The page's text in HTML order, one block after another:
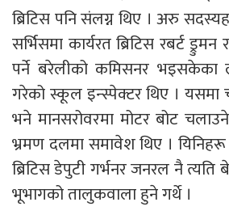
ब्रिटिस पनि संलग्न थिए । अरु
सर्भिसमा कार्यरत ब्रिटिस रबर्ट
पर्ने बरेलीको कमिसनर भइसकेका
गरेको स्कूल इन्स्पेक्टर थिए ।
भने मानसरोवरमा मोटर बोट
भ्रमण दलमा समावेश थिए । यिनिहरू
ब्रिटिस डेपुटी गर्भनर जनरल नै त्यति
भूभागको तालुकवाला हुने गर्थे ।